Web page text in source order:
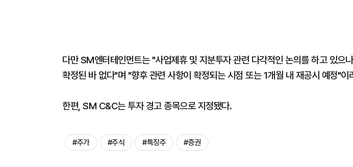
다만 SM엔터테인먼트는 "사업제휴 및 지분투자 관련 다각적인 논의를 하고 있으
확정된 바 없다"며 "향후 관련 사항이 확정되는 시점 또는 1개월 내 재공시 예정"이
한편, SM C&C는 투자 경고 종목으로 지정됐다.
#주가 #주식 #특징주 #증권